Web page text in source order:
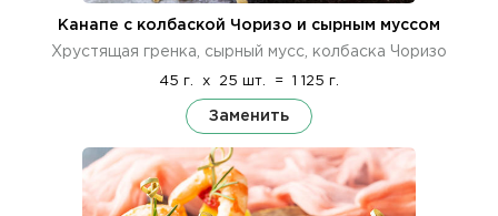
Канапе с колбаской Чоризо и сырным муссом
Хрустящая гренка, сырный мусс, колбаска Чоризо
45 г. x 25 шт. = 1 125 г.
Заменить